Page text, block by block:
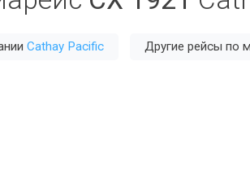
Cathay Pacific Другие рейсы по